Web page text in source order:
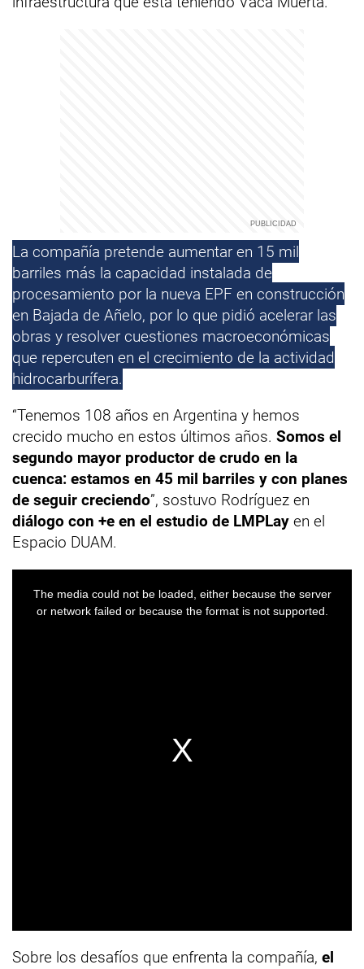
La compañía pretende aumentar en 15 mil
barriles más la capacidad instalada de
procesamiento por la nueva EPF en construcción
en Bajada de Añelo, por lo que pidió acelerar las
obras y resolver cuestiones macroeconómicas
que repercuten en el crecimiento de la actividad
hidrocarburífera.
“Tenemos 108 años en Argentina y hemos
crecido mucho en estos últimos años. Somos el
segundo mayor productor de crudo en la
cuenca: estamos en 45 mil barriles y con planes
de seguir creciendo”, sostuvo Rodríguez en
diálogo con +e en el estudio de LMPLay en el
Espacio DUAM.
Sobre los desafíos que enfrenta la compañía, el